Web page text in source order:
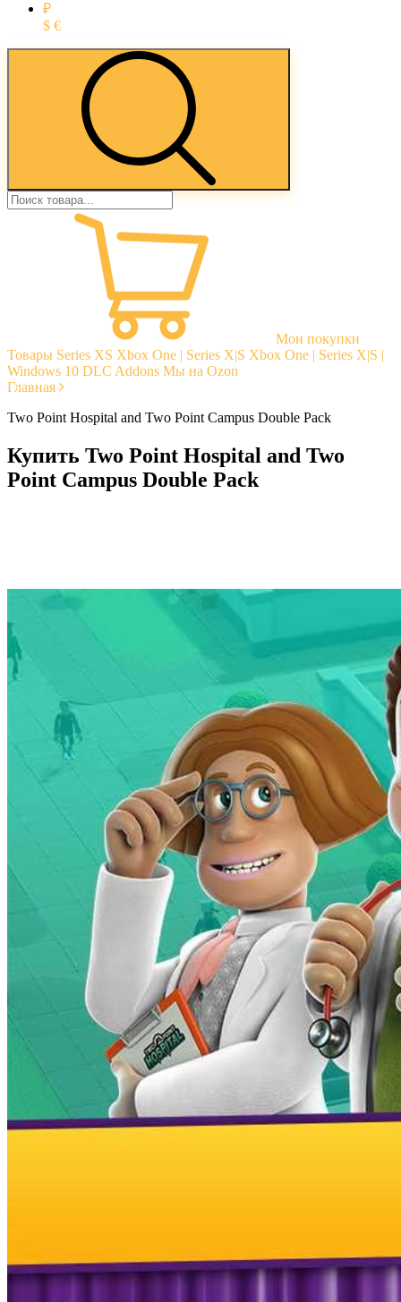
₽
$ €
Мои покупки
Товары Series XS Xbox One | Series X|S Xbox One | Series X|S |
Windows 10 DLC Addons Мы на Ozon
Главная
Two Point Hospital and Two Point Campus Double Pack
Купить Two Point Hospital and Two
Point Campus Double Pack